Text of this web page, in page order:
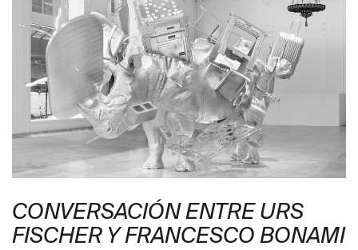
CONVERSACIÓN ENTRE URS
FISCHER Y FRANCESCO BONAMI